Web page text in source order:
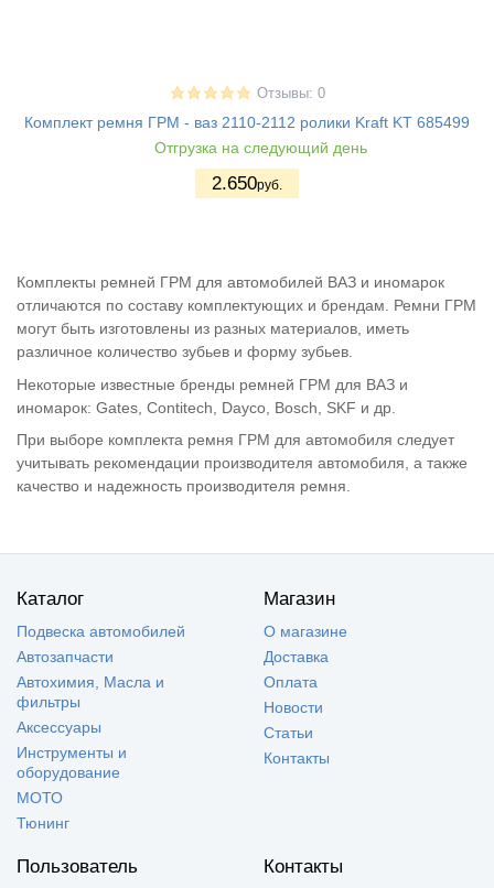
Отзывы: 0
Комплект ремня ГРМ - ваз 2110-2112 ролики Kraft KT 685499
Отгрузка на следующий день
2.650руб.
Комплекты ремней ГРМ для автомобилей ВАЗ и иномарок
отличаются по составу комплектующих и брендам. Ремни ГРМ
могут быть изготовлены из разных материалов, иметь
различное количество зубьев и форму зубьев.
Некоторые известные бренды ремней ГРМ для ВАЗ и
иномарок: Gates, Contitech, Dayco, Bosch, SKF и др.
При выборе комплекта ремня ГРМ для автомобиля следует
учитывать рекомендации производителя автомобиля, а также
качество и надежность производителя ремня.
Каталог
Подвеска автомобилей
Автозапчасти
Автохимия, Масла и
фильтры
Аксессуары
Инструменты и
оборудование
МОТО
Тюнинг
Магазин
О магазине
Доставка
Оплата
Новости
Статьи
Контакты
Пользователь Контакты